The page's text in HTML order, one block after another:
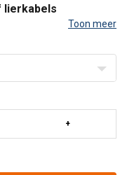
lierkabels
waar
cruciaal zijn. Deze
Toon meer